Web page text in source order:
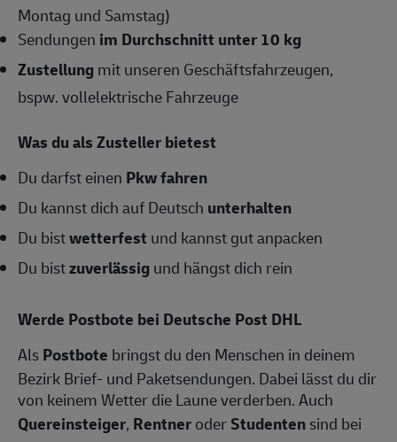
Montag und Samstag)
Sendungen im Durchschnitt unter 10 kg
Zustellungmit unseren Geschäftsfahrzeugen,
bspw. vollelektrische Fahrzeuge
Was du als Zusteller bietest
Du darfst einen Pkw fahren
Du kannst dich auf Deutsch unterhalten
Du bistwetterfest und kannst gut anpacken
Du bistzuverlässigund hängst dich rein
Werde Postbote bei Deutsche Post DHL
AlsPostbote bringst du den Menschen in deinem
Bezirk Brief- und Paketsendungen. Dabei lässt du dir
von keinem Wetter die Laune verderben. Auch
Quereinsteiger, RentneroderStudentensind bei